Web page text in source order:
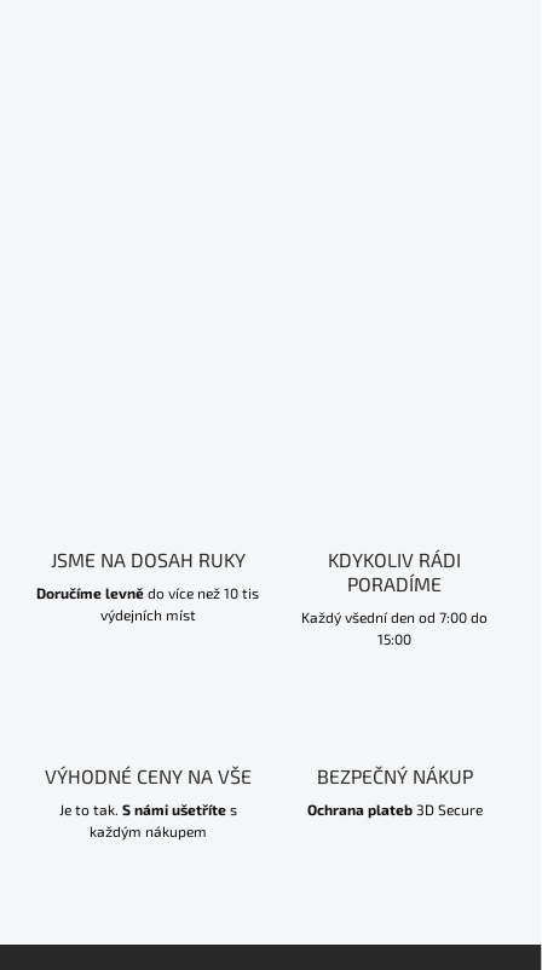
JSME NA DOSAH RUKY
Doručíme levně do více než 10 tis
výdejních míst
KDYKOLIV RÁDI
PORADÍME
Každý všední den od 7:00 do
15:00
VÝHODNÉ CENY NA VŠE
Je to tak. S námi ušetřítes
každým nákupem
BEZPEČNÝ NÁKUP
Ochrana plateb3D Secure